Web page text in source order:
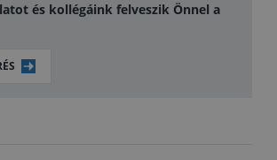
és kollégáink felveszik Önnel a